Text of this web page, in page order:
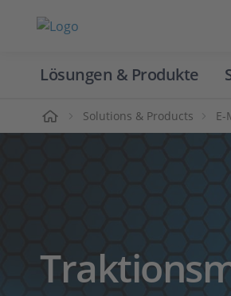
Lösungen & Produkte
Solutions & Products